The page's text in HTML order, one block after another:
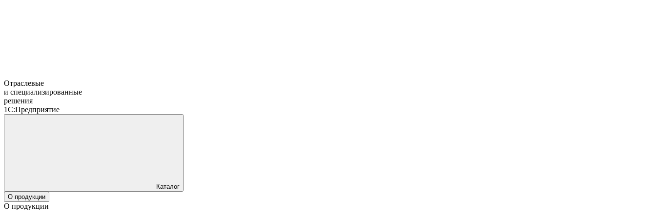
Отраслевые
и специализированные
решения
1С:Предприятие
Каталог
О продукции
О продукции